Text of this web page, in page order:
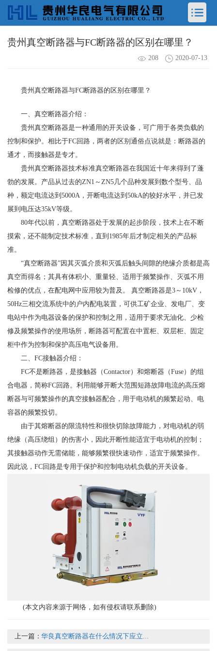
贵州真空断路器与FC断路器的区别在哪里？
208 2020-07-13
贵州真空断路器与FC断路器的区别在哪里？
一、真空断路器介绍：
贵州真空断路器是一种通用的开关设备，可广用于各类负载的
控制和保护。相比于FC回路，两者的区别通俗点说就是：断路器的
通才，而接触器是专才。
贵州真空断路器技术标准真空断路器在我国近十年来得到了蓬
勃的发展。产品从过去的ZN1～ZN5几个品种发展到数个型号、品
种，额定电流达到5000A，开断电流达到50kA的较好水平，并已发
展到电压达35kV等级。
80年代以前，真空断路器处于发展的起步阶段，技术上在不断
摸索，还不能制定技术标准，直到1985年后才制定相关的产品标
准。
“真空断路器”因其灭弧介质和灭弧后触头间隙的绝缘介质都是高
真空而得名；其具有体积小、重量轻、适用于频繁操作、灭弧不用
检修的优点，在配电网中应用较为普及。 真空断路器是3～10kV，
50Hz三相交流系统中的户内配电装置，可供工矿企业、发电厂、变
电站中作为电器设备的保护和控制之用，适用于要求无油化、少检
修及频繁操作的使用场所，断路器可配置在中置柜、双层柜、固定
柜中作为控制和保护高压电气设备用。
二、FC接触器介绍：
FC不是断路器，是接触器（Contactor）和熔断器（Fuse）的组
合电器，简称FC回路。利用能够开断大范围短路故障电流的高压熔
断器与可频繁操作的真空接触器配合，用于电动机的频繁起动、电
容器的频繁投切。
由于其熔断器的限流特性和很快切除故障能力，对电动机的弱
绝缘（高压绕组）的伤害小，因此开断性能适宜于电动机的控制；
其接触器动作无需储能，能够频繁很快速动作，适宜于频繁操作。
因此说，FC回路是专用于保护和控制电动机负载的开关设备。
(本文内容来源于网络，如有侵权请联系删除)
上一篇：华良真空断路器在什么情况下应立...